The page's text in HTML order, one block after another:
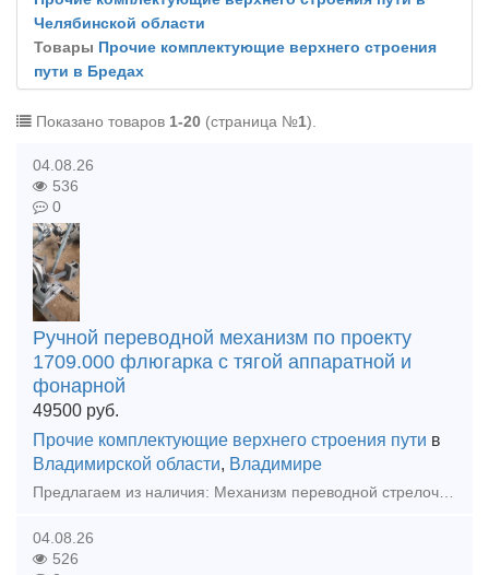
Челябинской области
Товары Прочие комплектующие верхнего строения
пути в Бредах
Показано товаров 1-20 (страница №1).
04.08.26
536
0
Ручной переводной механизм по проекту
1709.000 флюгарка с тягой аппаратной и
фонарной
49500 руб.
Прочие комплектующие верхнего строения пути в
Владимирской области, Владимире
Предлагаем из наличия: Механизм переводной стрелочный пр.1709, есть на складе как новые так и Б/у. в полной комплектации: В комплект поставки входит: Станина в сборе: станина, рычаг переводного
04.08.26
526